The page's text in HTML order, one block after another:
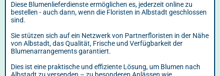
Diese Blumenlieferdienste ermöglichen es, jederzeit online zu
bestellen - auch dann, wenn die Floristen in Albstadt geschlossen
sind.
Sie stützen sich auf ein Netzwerk von Partnerfloristen in der Nähe
von Albstadt, das Qualität, Frische und Verfügbarkeit der
Blumenarrangements garantiert.
Dies ist eine praktische und effiziente Lösung, um Blumen nach